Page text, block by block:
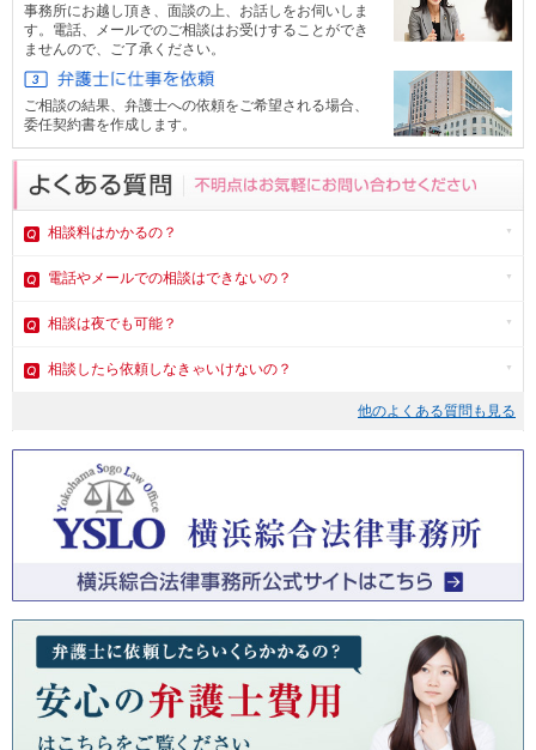
事務所にお越し頂き、面談の上、お話しをお伺いしま
す。電話、メールでのご相談はお受けすることができ
ませんので、ご了承ください。
ご相談の結果、弁護士への依頼をご希望される場合、
委任契約書を作成します。
相談料はかかるの？
電話やメールでの相談はできないの？
相談は夜でも可能？
相談したら依頼しなきゃいけないの？
他のよくある質問も見る